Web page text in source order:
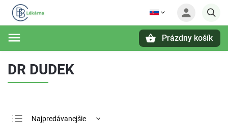
Prázdny košík
DR DUDEK
Najpredávanejšie